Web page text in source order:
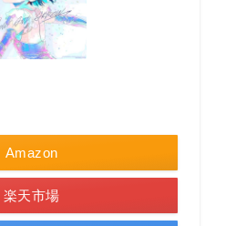
Amazon
楽天市場